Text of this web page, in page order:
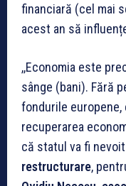
financiară (cel mai
acest an să
,,Economia este
sânge (bani). Fără
fondurile
recuperarea
că statul va fi
restructurare,